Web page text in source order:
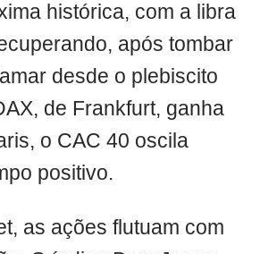
histórica, com a libra
após tombar
desde o plebiscito
de Frankfurt, ganha
o CAC 40 oscila
positivo.
as ações flutuam com